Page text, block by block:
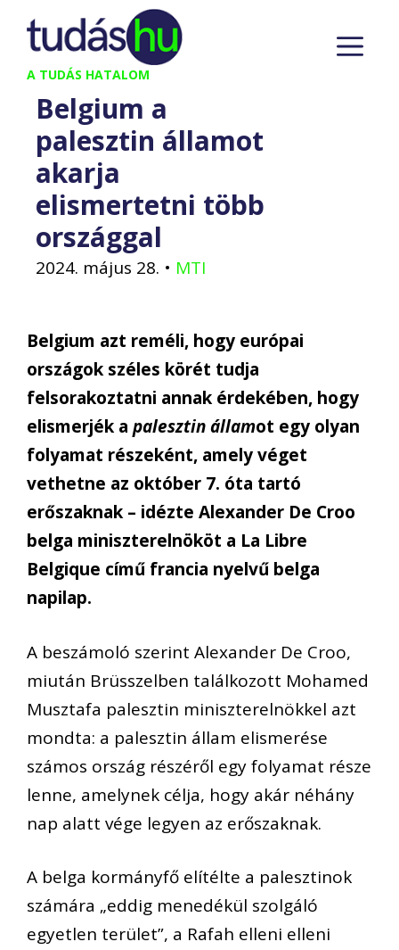
Kilépés
tartalomba
A TUDÁS HATALOM
Belgium a
palesztin államot
akarja
elismertetni több
országgal
2024. május 28. • MTI
Belgium azt reméli, hogy európai
országok széles körét tudja
felsorakoztatni annak érdekében, hogy
elismerjék a palesztin államot egy olyan
folyamat részeként, amely véget
vethetne az október 7. óta tartó
erőszaknak – idézte Alexander De Croo
belga miniszterelnököt a La Libre
Belgique című francia nyelvű belga
napilap.
A beszámoló szerint Alexander De Croo,
miután Brüsszelben találkozott Mohamed
Musztafa palesztin miniszterelnökkel azt
mondta: a palesztin állam elismerése
számos ország részéről egy folyamat része
lenne, amelynek célja, hogy akár néhány
nap alatt vége legyen az erőszaknak.
A belga kormányfő elítélte a palesztinok
számára „eddig menedékül szolgáló
egyetlen terület”, a Rafah elleni elleni